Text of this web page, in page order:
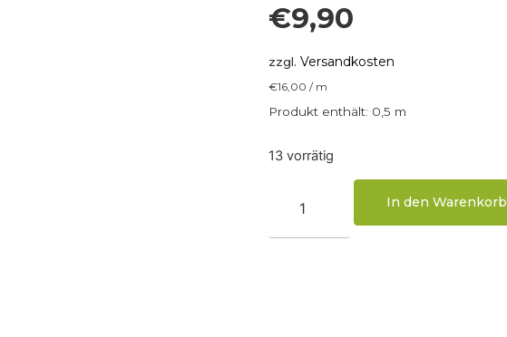
€9,90
zzgl. Versandkosten
€16,00 / m
Produkt enthält: 0,5 m
13 vorrätig
In den Warenkorb